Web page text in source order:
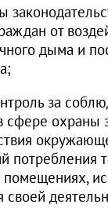
от
дыма и
за
сфере охраны
потребления
помещениях,